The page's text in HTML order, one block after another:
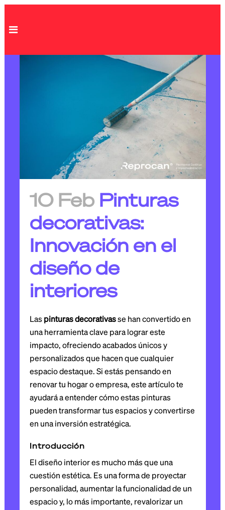
10 FebPinturas
decorativas:
Innovación en el
diseño de
interiores
Las pinturas decorativasse han convertido en
una herramienta clave para lograr este
impacto, ofreciendo acabados únicos y
personalizados que hacen que cualquier
espacio destaque. Si estás pensando en
renovar tu hogar o empresa, este artículo te
ayudará a entender cómo estas pinturas
pueden transformar tus espacios y convertirse
en una inversión estratégica.
Introducción
El diseño interior es mucho más que una
cuestión estética. Es una forma de proyectar
personalidad, aumentar la funcionalidad de un
espacio y, lo más importante, revalorizar un